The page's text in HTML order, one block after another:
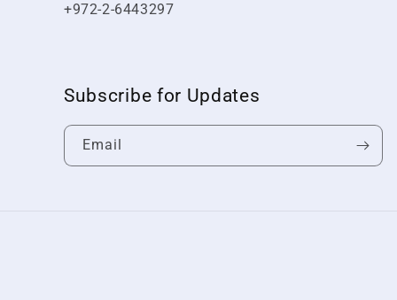
+972-2-6443297
Subscribe for Updates
Email